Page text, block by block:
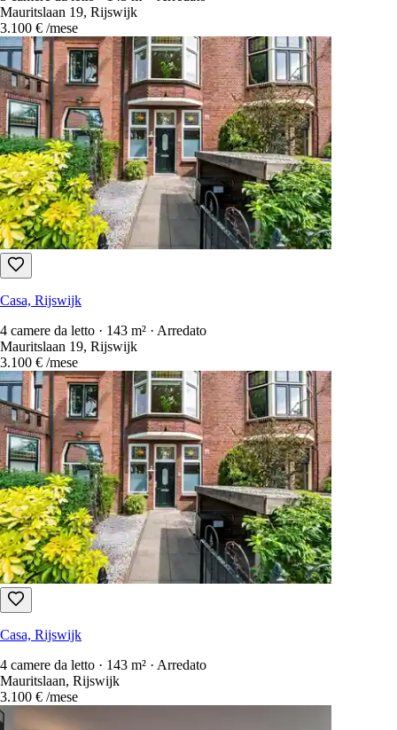
Mauritslaan 19, Rijswijk
3.100 € /mese
Casa, Rijswijk
4 camere da letto · 143 m² · Arredato
Mauritslaan 19, Rijswijk
3.100 € /mese
Casa, Rijswijk
4 camere da letto · 143 m² · Arredato
Mauritslaan, Rijswijk
3.100 € /mese